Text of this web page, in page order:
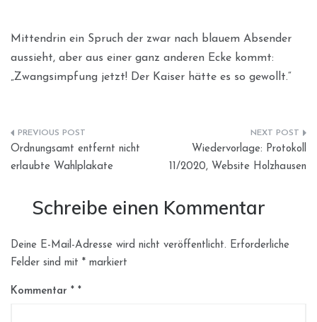
Mittendrin ein Spruch der zwar nach blauem Absender
aussieht, aber aus einer ganz anderen Ecke kommt:
„Zwangsimpfung jetzt! Der Kaiser hätte es so gewollt.“
Beitragsnavigation
Ordnungsamt entfernt nicht
erlaubte Wahlplakate
Wiedervorlage: Protokoll
11/2020, Website Holzhausen
Schreibe einen Kommentar
Deine E-Mail-Adresse wird nicht veröffentlicht. Erforderliche
Felder sind mit * markiert
Kommentar *